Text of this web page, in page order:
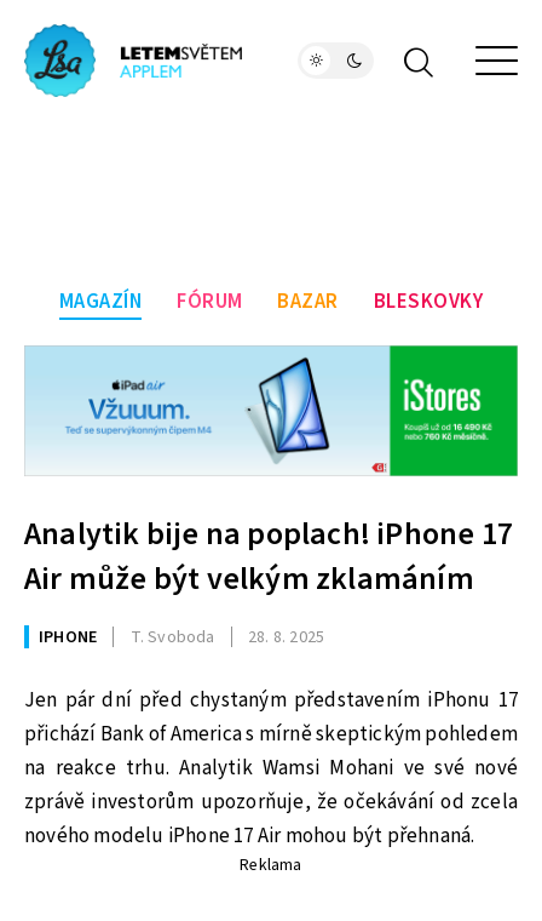
MAGAZÍN FÓRUM BAZAR BLESKOVKY
Analytik bije na poplach! iPhone 17
Air může být velkým zklamáním
IPHONE T. Svoboda 28. 8. 2025
Jen pár dní před chystaným představením iPhonu 17
přichází Bank of America s mírně skeptickým pohledem
na reakce trhu. Analytik Wamsi Mohani ve své nové
zprávě investorům upozorňuje, že očekávání od zcela
nového modelu iPhone 17 Air mohou být přehnaná.
Reklama